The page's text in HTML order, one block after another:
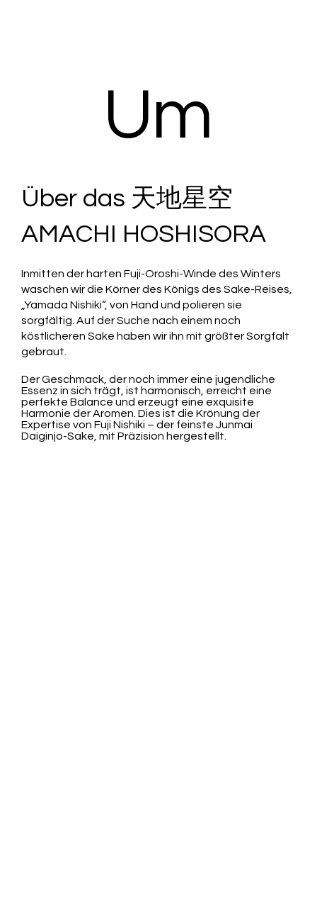
Um
Über das 天地星空
AMACHI HOSHISORA
Inmitten der harten Fuji-Oroshi-Winde des Winters
waschen wir die Körner des Königs des Sake-Reises,
„Yamada Nishiki“, von Hand und polieren sie
sorgfältig. Auf der Suche nach einem noch
köstlicheren Sake haben wir ihn mit größter Sorgfalt
gebraut.
Der Geschmack, der noch immer eine jugendliche
Essenz in sich trägt, ist harmonisch, erreicht eine
perfekte Balance und erzeugt eine exquisite
Harmonie der Aromen. Dies ist die Krönung der
Expertise von Fuji Nishiki – der feinste Junmai
Daiginjo-Sake, mit Präzision hergestellt.